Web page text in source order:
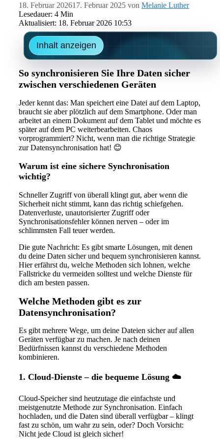
18. Februar 202617. Februar 2025 von Melanie Luther
Lesedauer: 4 Min
Aktualisiert: 18. Februar 2026 10:53
Inhalt anzeigen
So synchronisieren Sie Ihre Daten sicher
zwischen verschiedenen Geräten
Jeder kennt das: Man speichert eine Datei auf dem Laptop,
braucht sie aber plötzlich auf dem Smartphone. Oder man
arbeitet an einem Dokument auf dem Tablet und möchte es
später auf dem PC weiterbearbeiten. Chaos
vorprogrammiert? Nicht, wenn man die richtige Strategie
zur Datensynchronisation hat! 😊
Warum ist eine sichere Synchronisation
wichtig?
Schneller Zugriff von überall klingt gut, aber wenn die
Sicherheit nicht stimmt, kann das richtig schiefgehen.
Datenverluste, unautorisierter Zugriff oder
Synchronisationsfehler können nerven – oder im
schlimmsten Fall teuer werden.
Die gute Nachricht: Es gibt smarte Lösungen, mit denen
du deine Daten sicher und bequem synchronisieren kannst.
Hier erfährst du, welche Methoden sich lohnen, welche
Fallstricke du vermeiden solltest und welche Dienste für
dich am besten passen.
Welche Methoden gibt es zur
Datensynchronisation?
Es gibt mehrere Wege, um deine Dateien sicher auf allen
Geräten verfügbar zu machen. Je nach deinen
Bedürfnissen kannst du verschiedene Methoden
kombinieren.
1. Cloud-Dienste – die bequeme Lösung ☁️
Cloud-Speicher sind heutzutage die einfachste und
meistgenutzte Methode zur Synchronisation. Einfach
hochladen, und die Daten sind überall verfügbar – klingt
fast zu schön, um wahr zu sein, oder? Doch Vorsicht:
Nicht jede Cloud ist gleich sicher!